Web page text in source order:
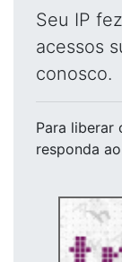
Seu IP
acessos
conosco.
Para liberar
responda